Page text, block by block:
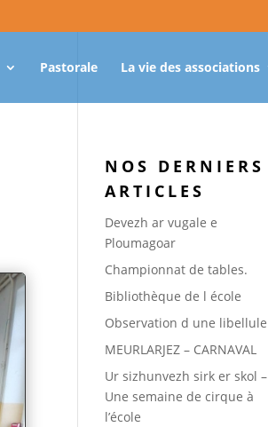
Pastorale La vie des associations
NOS DERNIERS
ARTICLES
Devezh ar vugale e
Ploumagoar
Championnat de tables.
Bibliothèque de l école
Observation d une libellule
MEURLARJEZ – CARNAVAL
Ur sizhunvezh sirk er skol –
Une semaine de cirque à
l’école